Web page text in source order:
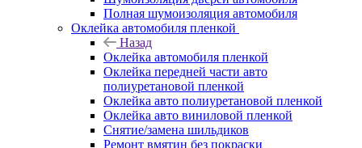
Полная шумоизоляция автомобиля
Оклейка автомобиля пленкой
Назад
Оклейка автомобиля пленкой
Оклейка передней части авто
полиуретановой пленкой
Оклейка авто полиуретановой пленкой
Оклейка авто виниловой пленкой
Снятие/замена шильдиков
Ремонт вмятин без покраски